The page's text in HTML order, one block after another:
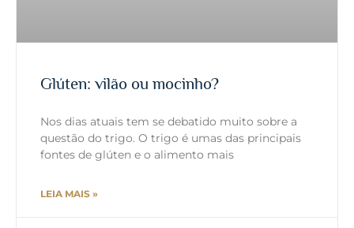
Glúten: vilão ou mocinho?
Nos dias atuais tem se debatido muito sobre a
questão do trigo. O trigo é umas das principais
fontes de glúten e o alimento mais
LEIA MAIS »